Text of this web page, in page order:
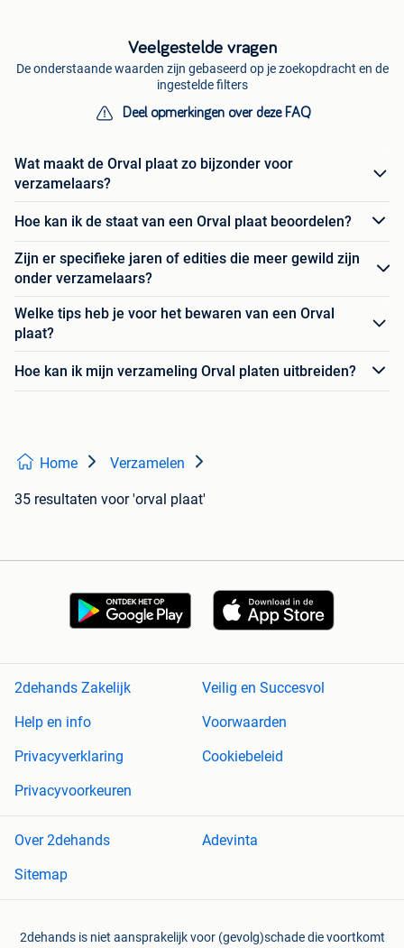
Veelgestelde vragen
De onderstaande waarden zijn gebaseerd op je zoekopdracht en de
ingestelde filters
Deel opmerkingen over deze FAQ
Wat maakt de Orval plaat zo bijzonder voor
verzamelaars?
Hoe kan ik de staat van een Orval plaat beoordelen?
Zijn er specifieke jaren of edities die meer gewild zijn
onder verzamelaars?
Welke tips heb je voor het bewaren van een Orval
plaat?
Hoe kan ik mijn verzameling Orval platen uitbreiden?
Home Verzamelen
35 resultaten voor 'orval plaat'
2dehands Zakelijk
Veilig en Succesvol
Help en info
Voorwaarden
Privacyverklaring
Cookiebeleid
Privacyvoorkeuren
Over 2dehands
Adevinta
Sitemap
2dehands is niet aansprakelijk voor (gevolg)schade die voortkomt